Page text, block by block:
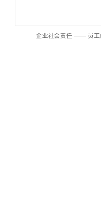
企业社会责任 —— 员工